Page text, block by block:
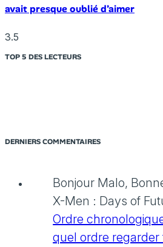
avait presque oublié d’aimer
3.5
TOP 5 DES LECTEURS
DERNIERS COMMENTAIRES
Bonjour Malo,
X-Men : Days of
Ordre
quel ordre regarder